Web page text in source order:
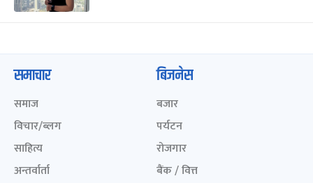
समाचार
समाज
विचार/ब्लग
साहित्य
अन्तर्वार्ता
बिजनेस
बजार
पर्यटन
रोजगार
बैंक / वित्त